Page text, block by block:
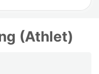
(Athlet)